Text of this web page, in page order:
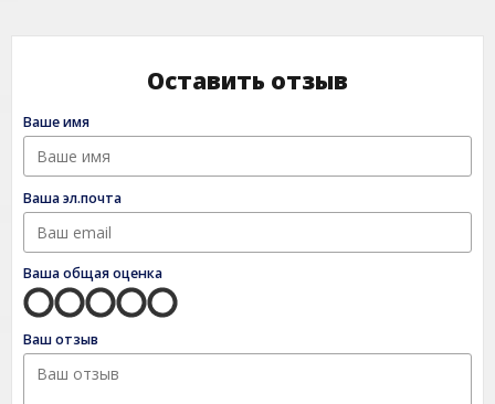
Оставить отзыв
Ваше имя
Ваша эл.почта
Ваша общая оценка
Ваш отзыв